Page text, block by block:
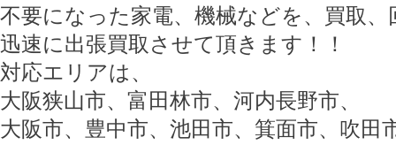
不要になった家電、機械などを、買取
迅速に出張買取させて頂きます！！
対応エリアは、
大阪狭山市、富田林市、河内長野市、
大阪市、豊中市、池田市、箕面市、吹田